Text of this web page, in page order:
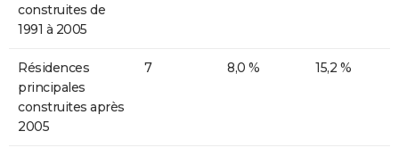
construites de
1991 à 2005
Résidences
principales
construites après
2005
7 8,0 % 15,2 %